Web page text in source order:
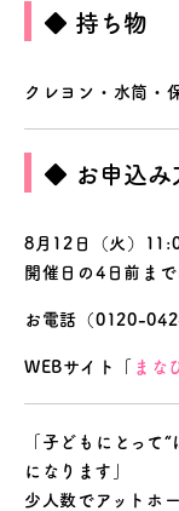
◆ 持ち物
クレヨン・水筒・
◆ お申込み
8月12日（火）
開催日の4日前ま
お電話（0120-
WEBサイト「 まな
「子どもにとって
になります」
少人数でアットホ